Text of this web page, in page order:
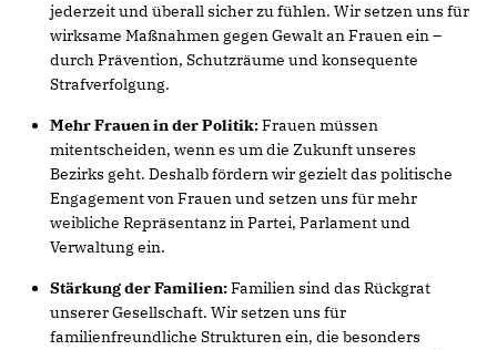
jederzeit und überall sicher zu fühlen. Wir setzen uns für
wirksame Maßnahmen gegen Gewalt an Frauen ein –
durch Prävention, Schutzräume und konsequente
Strafverfolgung.
Mehr Frauen in der Politik:Frauen müssen
mitentscheiden, wenn es um die Zukunft unseres
Bezirks geht. Deshalb fördern wir gezielt das politische
Engagement von Frauen und setzen uns für mehr
weibliche Repräsentanz in Partei, Parlament und
Verwaltung ein.
Stärkung der Familien:Familien sind das Rückgrat
unserer Gesellschaft. Wir setzen uns für
familienfreundliche Strukturen ein, die besonders